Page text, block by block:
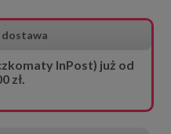
InPost) już od
zł.